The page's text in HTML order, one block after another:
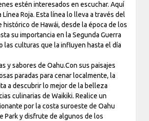
estén interesados en escuchar. Aquí
Roja. Esta línea lo lleva a través del
histórico de Hawái, desde la época de los
su importancia en la Segunda Guerra
las culturas que la influyen hasta el día
y sabores de Oahu.Con sus paisajes
paradas para cenar localmente, la
a descubrir lo mejor de la belleza
culinarias de Waikiki. Realice un
por la costa suroeste de Oahu
Park y disfrute de algunos de los